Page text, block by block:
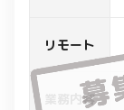
リモート
業務内容